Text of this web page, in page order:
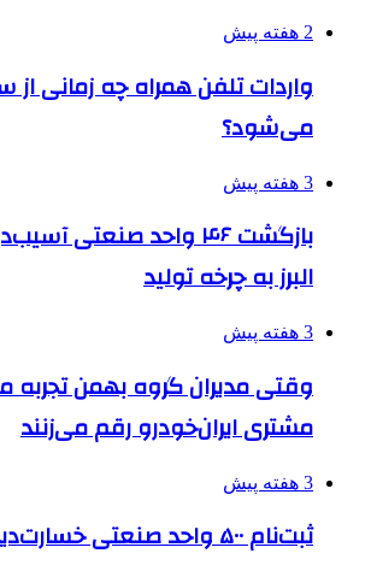
2 هفته پیش
واردات تلفن همراه چه زمانی از
می‌شود؟
3 هفته پیش
بازگشت ۴۶ واحد صنعتی
البرز به چرخه تولید
3 هفته پیش
وقتی مدیران گروه بهمن تجربه
مشتری ایران‌خودرو رقم می‌زنند
3 هفته پیش
ثبت‌نام ۵۰۰ واحد صنعتی